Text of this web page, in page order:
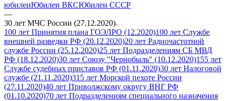
юбилеиЮбилеи ВКСЮбилеи СССР
—
30 лет МЧС России (27.12.2020)
100 лет Принятия плана ГОЭЛРО (12.2020)100 лет Службе
внешней разведки РФ (20.12.2020)20 лет Радиочастотной
службе России (25.12.2020)25 лет Подразделениям СБ МВД
РФ (18.12.2020)30 лет Союзу "Чернобыль" (10.12.2020)155 лет
Службе судебных приставов РФ (01.11.2020)30 лет Налоговой
службе (21.11.2020)315 лет Морской пехоте России
(27.11.2020)40 лет Приволжскому округу ВНГ РФ
(01.10.2020)70 лет Подразделениям специального назначения